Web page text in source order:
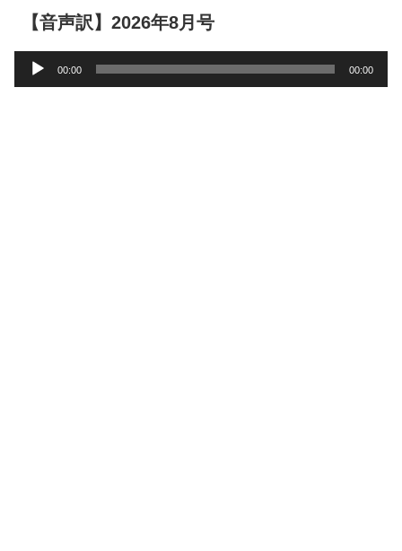
【音声訳】2026年8月号
声
00:00 00:00